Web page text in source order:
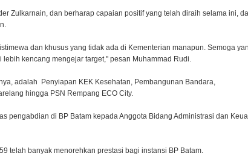
Zulkarnain, dan berharap capaian positif yang telah diraih selama ini,
dan khusus yang tidak ada di Kementerian manapun. Semoga
kencang mengejar target," pesan Muhammad Rudi.
adalah Penyiapan KEK Kesehatan, Pembangunan Bandara,
hingga PSN Rempang ECO City.
pengabdian di BP Batam kepada Anggota Bidang Administrasi dan
telah banyak menorehkan prestasi bagi instansi BP Batam.